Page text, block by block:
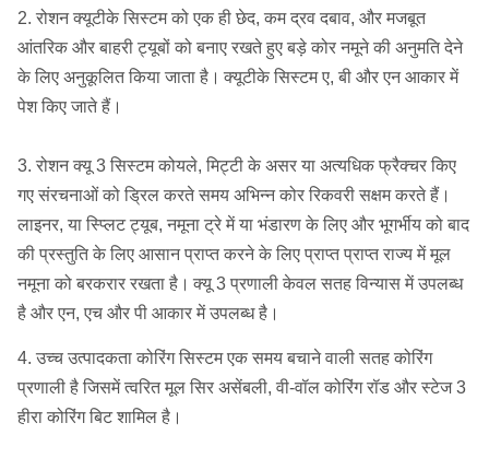
2. रोशन क्यूटीके सिस्टम को एक ही छेद, कम द्रव दबाव, और मजबूत
आंतरिक और बाहरी ट्यूबों को बनाए रखते हुए बड़े कोर नमूने की अनुमति देने
के लिए अनुकूलित किया जाता है। क्यूटीके सिस्टम ए, बी और एन आकार में
पेश किए जाते हैं।
3. रोशन क्यू 3 सिस्टम कोयले, मिट्टी के असर या अत्यधिक फ्रैक्चर किए
गए संरचनाओं को ड्रिल करते समय अभिन्न कोर रिकवरी सक्षम करते हैं।
लाइनर, या स्प्लिट ट्यूब, नमूना ट्रे में या भंडारण के लिए और भूगर्भीय को बाद
की प्रस्तुति के लिए आसान प्राप्त करने के लिए प्राप्त प्राप्त राज्य में मूल
नमूना को बरकरार रखता है। क्यू 3 प्रणाली केवल सतह विन्यास में उपलब्ध
है और एन, एच और पी आकार में उपलब्ध है।
4. उच्च उत्पादकता कोरिंग सिस्टम एक समय बचाने वाली सतह कोरिंग
प्रणाली है जिसमें त्वरित मूल सिर असेंबली, वी-वॉल कोरिंग रॉड और स्टेज 3
हीरा कोरिंग बिट शामिल है।